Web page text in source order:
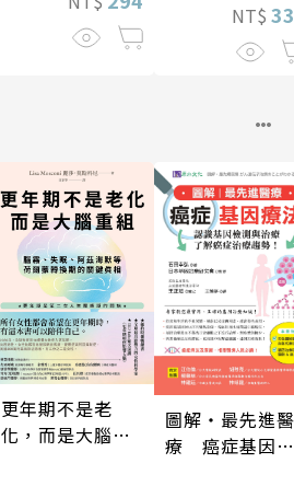
NT$
更年期不是老
化，而是大腦重
圖解‧最先進醫
療 癌症基因療